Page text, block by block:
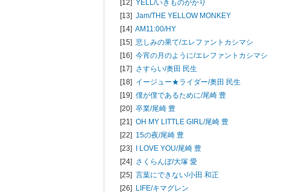
[12] YELL/いきものがかり
[13] Jam/THE YELLOW MONKEY
[14] AM11:00/HY
[15] 悲しみの果て/エレファントカシマシ
[16] 今宵の月のように/エレファントカシマシ
[17] さすらい/奥田 民生
[18] イージュー★ライダー/奥田 民生
[19] 僕が僕であるために/尾崎 豊
[20] 卒業/尾崎 豊
[21] OH MY LITTLE GIRL/尾崎 豊
[22] 15の夜/尾崎 豊
[23] I LOVE YOU/尾崎 豊
[24] さくらんぼ/大塚 愛
[25] 言葉にできない/小田 和正
[26] LIFE/キマグレン